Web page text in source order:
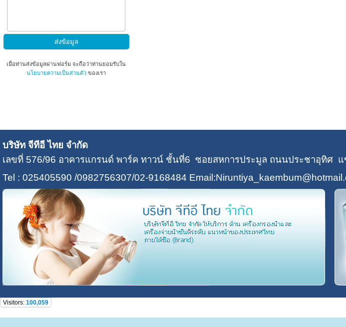
เมื่อท่านส่งข้อมูลผ่านฟอร์ม จะถือว่าท่านยอมรับใน
นโยบายความเป็นส่วนตัวของเรา
บริษัท จีทีอี ไทย จำกัด
เลขที่ 576/96 อาคารแกรนด์ พาร์ค ทาวน์ ชั้นที่6 ซอยสหการประมูล ถนนประชาอุทิศ
Tel : 025405590 /0982756307/02-9168484
Visitors: 100,059